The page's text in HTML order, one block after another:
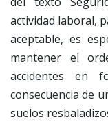
actividad laboral,
aceptable, es
mantener el
accidentes en
consecuencia de
suelos